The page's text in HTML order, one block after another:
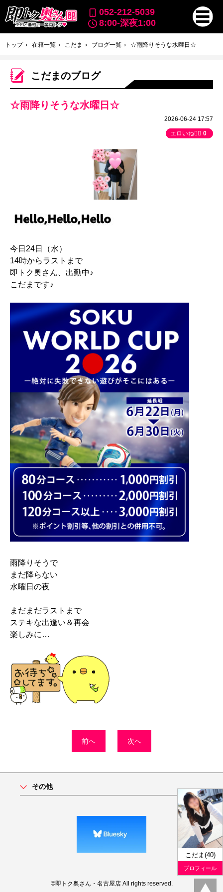
052-212-5039
8:00-深夜1:00
トップ 在籍一覧 こだま ブログ一覧 ☆雨降りそうな水曜日☆
こだまのブログ
こだま(40)
プロフィール
☆雨降りそうな水曜日☆
2026-06-24 17:57
エロいね👍🏻 0
今日24日（水）
14時からラストまで
即トク奥さん、出勤中♪
こだまです♪
雨降りそうで
まだ降らない
水曜日の夜
まだまだラストまで
ステキな出逢い＆再会
楽しみに…
前へ 次へ
その他
©即トク奥さん・名古屋店 All rights reserved.